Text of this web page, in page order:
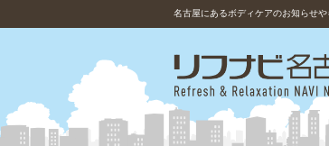
名古屋にあるボディケアのお知らせ